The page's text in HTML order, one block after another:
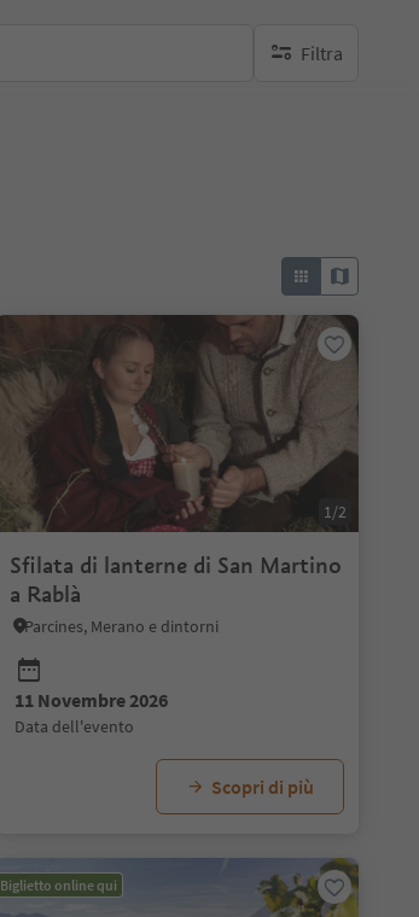
Filtra
nessun filtro attivo
1/2
Sfilata di lanterne di San Martino
a Rablà
Parcines, Merano e dintorni
11 Novembre 2026
data dell'evento
Scopri di più
Biglietto online qui